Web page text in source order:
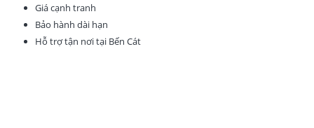
Giá cạnh tranh
Bảo hành dài hạn
Hỗ trợ tận nơi tại Bến Cát